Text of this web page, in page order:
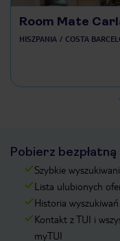
Room Mate
HISZPANIA COSTA
Pobierz bezpłatną
Szybkie
Lista ulubionych
Historia
Kontakt z TUI i
myTUI